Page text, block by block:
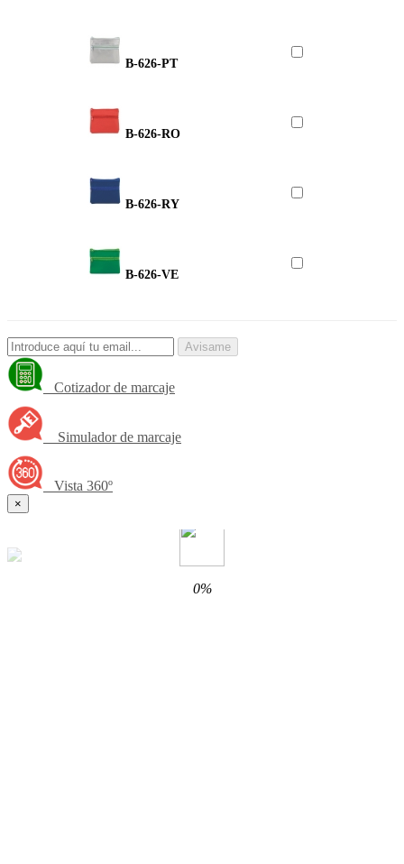
B-626-PT
B-626-RO
B-626-RY
B-626-VE
Avisame
Cotizador de marcaje
Simulador de marcaje
Vista 360º
×